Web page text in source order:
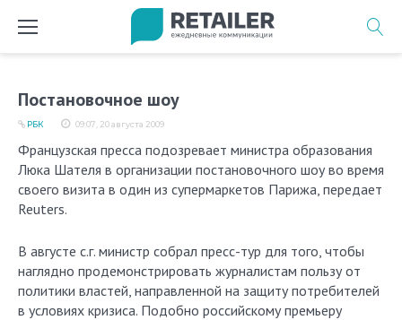
Постановочное шоу
09:07, 20 августа 2009
РБК
Французская пресса подозревает министра образования
Люка Шателя в организации постановочного шоу во время
своего визита в один из супермаркетов Парижа, передает
Reuters.
В августе с.г. министр собрал пресс-тур для того, чтобы
наглядно продемонстрировать журналистам пользу от
политики властей, направленной на защиту потребителей
в условиях кризиса. Подобно российскому премьеру